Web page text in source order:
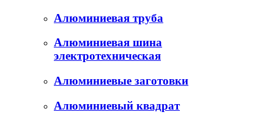
Алюминиевая труба
Алюминиевая шина
электротехническая
Алюминиевые заготовки
Алюминиевый квадрат